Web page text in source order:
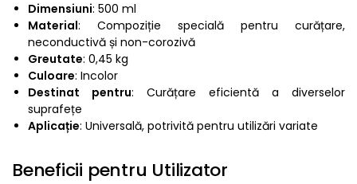
Dimensiuni: 500 ml
Material: Compoziție specială pentru curățare,
neconductivă și non-corozivă
Greutate: 0,45 kg
Culoare: Incolor
Destinat pentru: Curățare eficientă a diverselor
suprafețe
Aplicație: Universală, potrivită pentru utilizări variate
Beneficii pentru Utilizator